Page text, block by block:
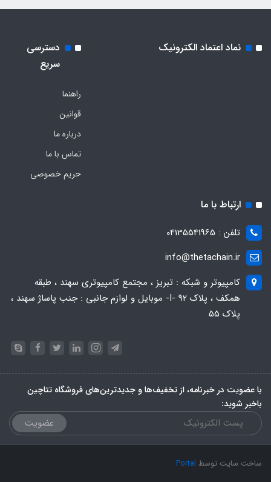
نماد اعتماد الکترونیک
دسترسی
سریع
راهنما
قوانین
درباره ما
تماس با ما
حریم خصوصی
ارتباط با ما
تلفن : 04135541965
info@thetachain.ir
کامپیوتر و شبکه : تبریز ، مجتمع کامپیوتری سهند ، طبقه
همکف ، پلاک 92 -I- موبایل و لوازم جانبی : جنب پاساژ سهند ،
پلاک 55
با عضویت در خبرنامه، از تخفیف‌ها و جدیدترین‌های فروشگاه تتاچین
باخبر شوید:
عضویت
ساخت سایت توسط Portal